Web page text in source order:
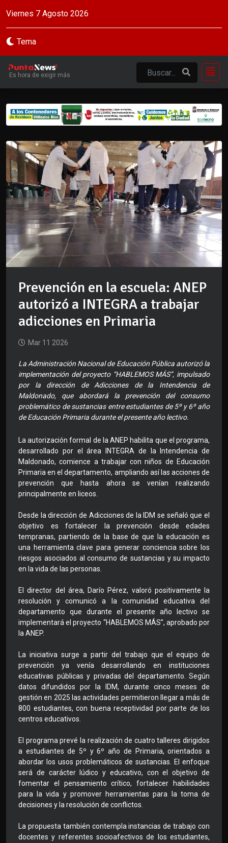
Viernes 7 Agosto 2026
Tema
Es hora de exigir más
Prevención en la escuela: ANEP
autorizó a INTEGRA a trabajar
adicciones en Primaria
Mar 11 2026
La Administración Nacional de Educación Pública autorizó la
implementación del proyecto “HABLEMOS MÁS”, impulsado
por la dirección de Adicciones de la Intendencia de
Maldonado, que abordará la prevención del consumo
problemático de sustancias entre estudiantes de 5º y 6º año
de Educación Primaria durante el presente año lectivo.
La autorización formal de la ANEP habilita que el programa,
desarrollado por el área INTEGRA de la Intendencia de
Maldonado, comience a trabajar con niños de Educación
Primaria en el departamento, ampliando así las acciones de
prevención que hasta ahora se venían realizando
principalmente en liceos.
Desde la dirección de Adicciones de la IDM se señaló que el
objetivo es fortalecer la prevención desde edades
tempranas, partiendo de la base de que la educación es
una herramienta clave para generar conciencia sobre los
riesgos asociados al consumo de sustancias y su impacto
en la vida de las personas.
El director del área, Darío Pérez, valoró positivamente la
resolución y comunicó a la comunidad educativa del
departamento que durante el presente año lectivo se
implementará el proyecto “HABLEMOS MÁS”, aprobado por
la ANEP.
La iniciativa surge a partir del trabajo que el equipo de
prevención ya venía desarrollando en instituciones
educativas públicas y privadas del departamento. Según
datos difundidos por la IDM, durante cinco meses de
gestión en 2025 las actividades permitieron llegar a más de
800 estudiantes, con buena receptividad por parte de los
centros educativos.
El programa prevé la realización de cuatro talleres dirigidos
a estudiantes de 5º y 6º año de Primaria, orientados a
abordar los usos problemáticos de sustancias. El enfoque
será de carácter lúdico y educativo, con el objetivo de
fomentar el pensamiento crítico, fortalecer habilidades
para la vida y promover herramientas para la toma de
decisiones y la resolución de conflictos.
La propuesta también contempla instancias de trabajo con
docentes y referentes socioafectivos de los estudiantes,